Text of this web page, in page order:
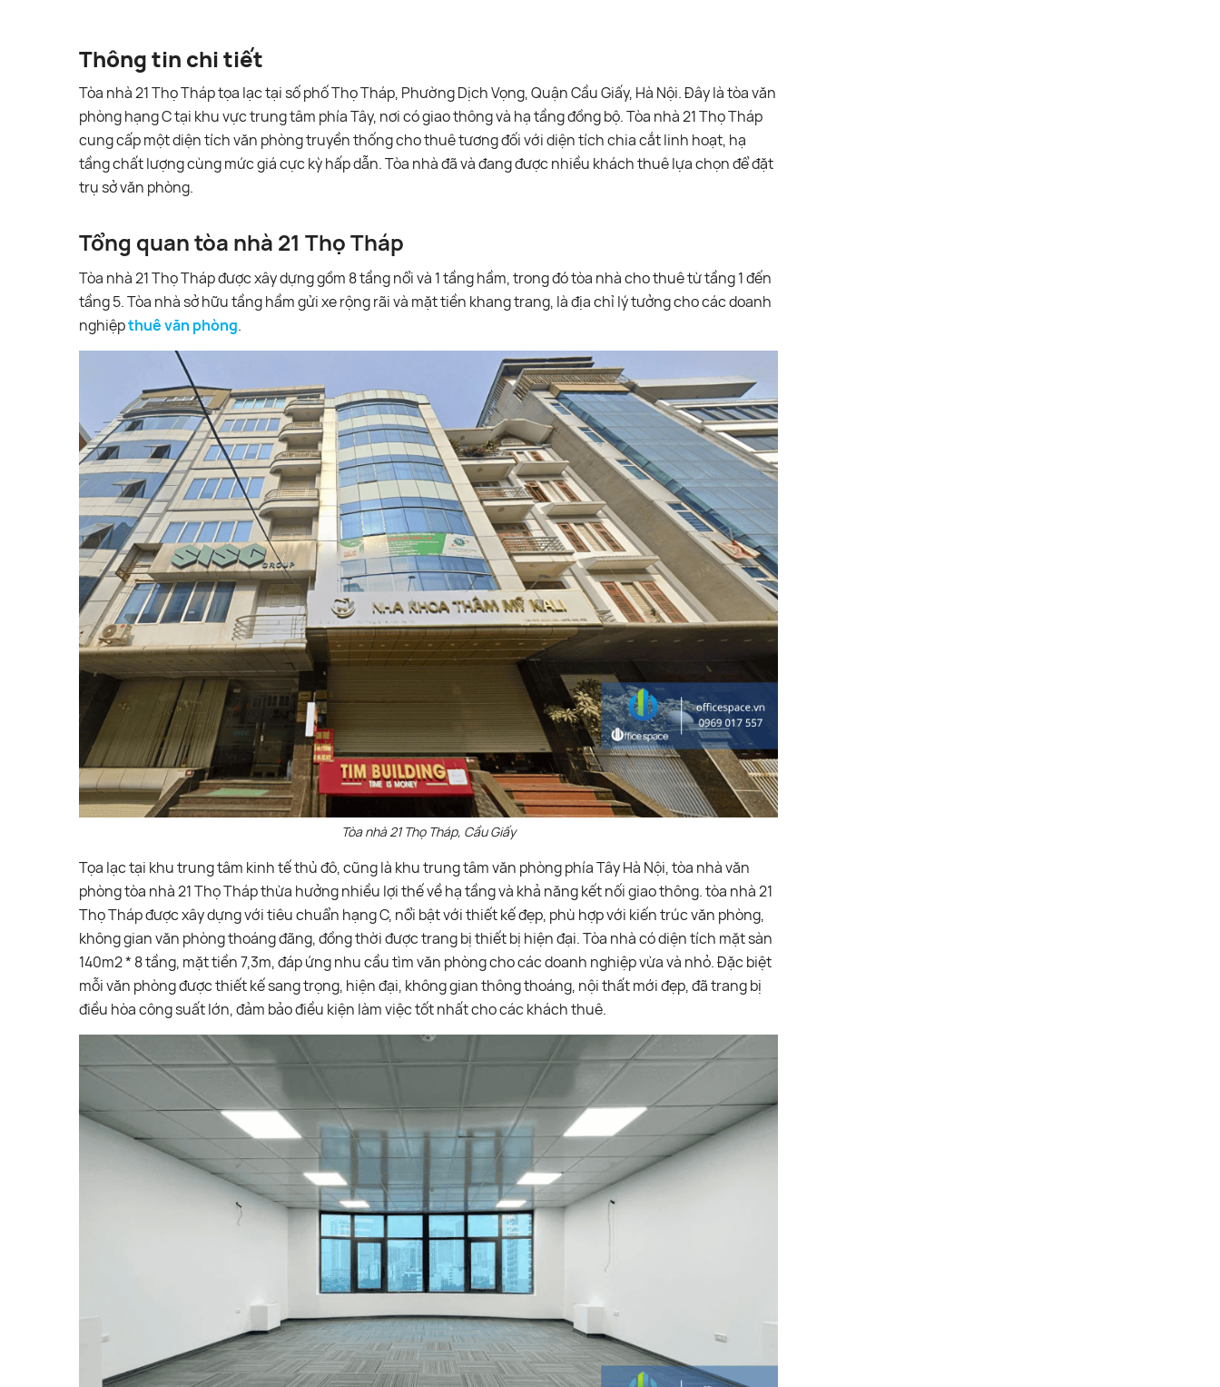
Thông tin chi tiết
Tòa nhà 21 Thọ Tháp tọa lạc tại số phố Thọ Tháp, Phường Dịch Vọng, Quận Cầu Giấy, Hà Nội. Đây là tòa văn
phòng hạng C tại khu vực trung tâm phía Tây, nơi có giao thông và hạ tầng đồng bộ. Tòa nhà 21 Thọ Tháp
cung cấp một diện tích văn phòng truyền thống cho thuê tương đối với diện tích chia cắt linh hoạt, hạ
tầng chất lượng cùng mức giá cực kỳ hấp dẫn. Tòa nhà đã và đang được nhiều khách thuê lựa chọn để đặt
trụ sở văn phòng.
Tổng quan tòa nhà 21 Thọ Tháp
Tòa nhà 21 Thọ Tháp được xây dựng gồm 8 tầng nổi và 1 tầng hầm, trong đó tòa nhà cho thuê từ tầng 1 đến
tầng 5. Tòa nhà sở hữu tầng hầm gửi xe rộng rãi và mặt tiền khang trang, là địa chỉ lý tưởng cho các doanh
nghiệpthuê văn phòng.
Tòa nhà 21 Thọ Tháp, Cầu Giấy
Tọa lạc tại khu trung tâm kinh tế thủ đô, cũng là khu trung tâm văn phòng phía Tây Hà Nội, tòa nhà văn
phòng tòa nhà 21 Thọ Tháp thừa hưởng nhiều lợi thế về hạ tầng và khả năng kết nối giao thông. tòa nhà 21
Thọ Tháp được xây dựng với tiêu chuẩn hạng C, nổi bật với thiết kế đẹp, phù hợp với kiến trúc văn phòng,
không gian văn phòng thoáng đãng, đồng thời được trang bị thiết bị hiện đại. Tòa nhà có diện tích mặt sàn
140m2 * 8 tầng, mặt tiền 7,3m, đáp ứng nhu cầu tìm văn phòng cho các doanh nghiệp vừa và nhỏ. Đặc biệt
mỗi văn phòng được thiết kế sang trọng, hiện đại, không gian thông thoáng, nội thất mới đẹp, đã trang bị
điều hòa công suất lớn, đảm bảo điều kiện làm việc tốt nhất cho các khách thuê.